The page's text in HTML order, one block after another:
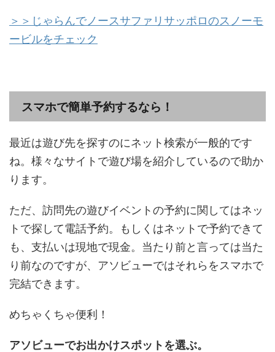
＞＞じゃらんでノースサファリサッポロのスノーモ
ービルをチェック
スマホで簡単予約するなら！
最近は遊び先を探すのにネット検索が一般的です
ね。様々なサイトで遊び場を紹介しているので助か
ります。
ただ、訪問先の遊びイベントの予約に関してはネッ
トで探して電話予約。もしくはネットで予約できて
も、支払いは現地で現金。当たり前と言っては当た
り前なのですが、アソビューではそれらをスマホで
完結できます。
めちゃくちゃ便利！
アソビューでお出かけスポットを選ぶ。